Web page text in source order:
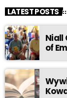
LATEST POSTS
Niall
of